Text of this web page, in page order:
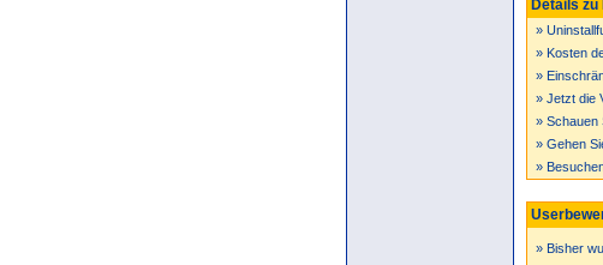
Details zu
»
» Kosten
»
» Jetzt die
» Schauen
» Gehen
»
» Bisher